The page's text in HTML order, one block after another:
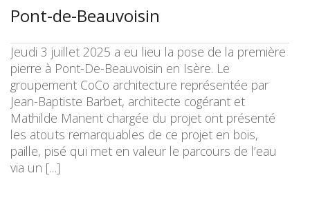
Pont-de-Beauvoisin
Jeudi 3 juillet 2025 a eu lieu la pose de la première
pierre à Pont-De-Beauvoisin en Isère. Le
groupement CoCo architecture représentée par
Jean-Baptiste Barbet, architecte cogérant et
Mathilde Manent chargée du projet ont présenté
les atouts remarquables de ce projet en bois,
paille, pisé qui met en valeur le parcours de l’eau
via un […]